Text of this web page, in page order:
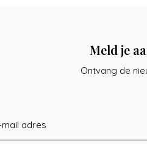
Meld je
Ontvang de